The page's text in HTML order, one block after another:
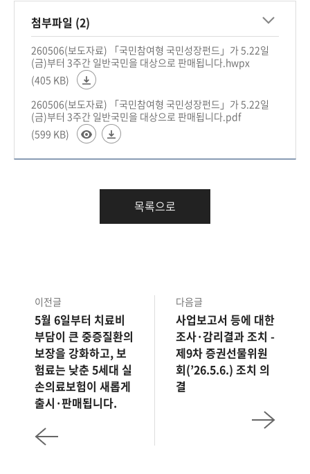
첨부파일 (2)
260506(보도자료) 「국민참여형 국민성장펀드」가 5.22일
(금)부터 3주간 일반국민을 대상으로 판매됩니다.hwpx
(405 KB)
260506(보도자료) 「국민참여형 국민성장펀드」가 5.22일
(금)부터 3주간 일반국민을 대상으로 판매됩니다.pdf
(599 KB)
목록으로
이전글
5월 6일부터 치료비
부담이 큰 중증질환의
보장을 강화하고, 보
험료는 낮춘 5세대 실
손의료보험이 새롭게
출시·판매됩니다.
다음글
사업보고서 등에 대한
조사·감리결과 조치 -
제9차 증권선물위원
회(’26.5.6.) 조치 의
결